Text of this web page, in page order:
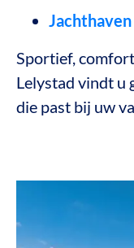
Sportief,
Lelystad vindt u
die past bij uw